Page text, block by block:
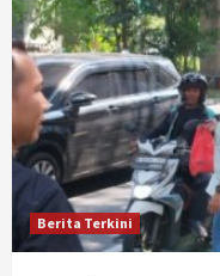
Berita Terkini